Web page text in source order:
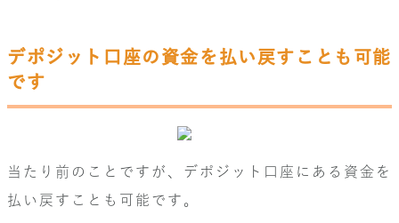
デポジット口座の資金を払い戻すことも可能
です
当たり前のことですが、デポジット口座にある資金を
払い戻すことも可能です。